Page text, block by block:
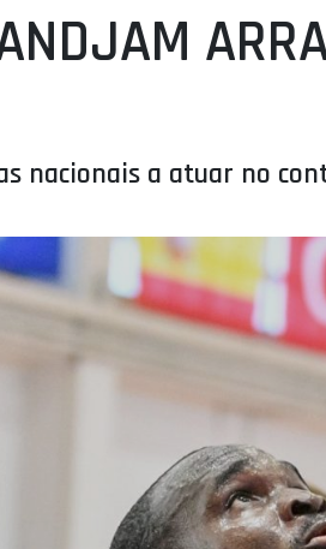
nacionais a atuar no